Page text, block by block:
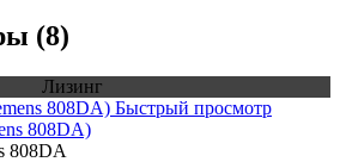
(8)
Лизинг
Быстрый просмотр
808DA)
808DA